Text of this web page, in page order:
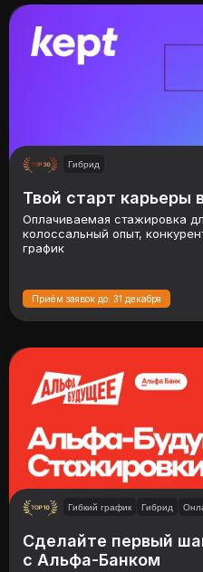
Гибрид
Твой старт карьеры
Оплачиваемая стажировка
колоссальный опыт,
график
Приём заявок до: 31 декабря
Гибкий график Гибрид
Сделайте первый
с Альфа-Банком